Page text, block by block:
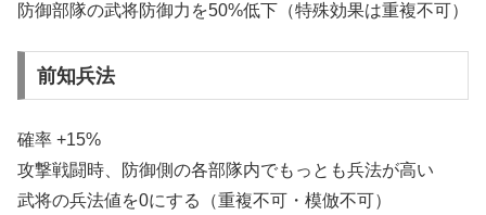
防御部隊の武将防御力を50%低下（特殊効果は重複不可）
前知兵法
確率 +15%
攻撃戦闘時、防御側の各部隊内でもっとも兵法が高い
武将の兵法値を0にする（重複不可・模倣不可）